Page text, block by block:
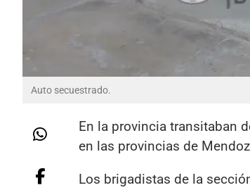
Auto secuestrado.
En la provincia transitaban
en las provincias de
Los brigadistas de la